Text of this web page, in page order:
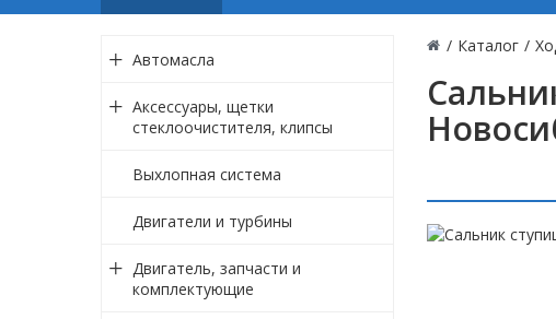
/ Каталог /
Автомасла
Аксессуары, щетки
стеклоочистителя, клипсы
Выхлопная система
Двигатели и турбины
Двигатель, запчасти и
комплектующие